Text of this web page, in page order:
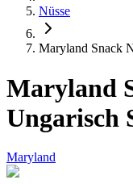
Nüsse
Maryland Snack
Maryland
Ungarisch
Maryland